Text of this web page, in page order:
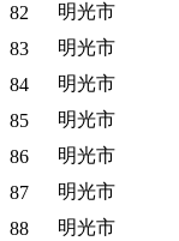
82 明光市
83
明光市
84
明光市
85
明光市
86
明光市
87
明光市
88
明光市